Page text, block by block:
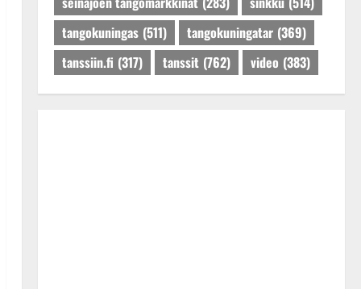
tangokuningas (511) tangokuningatar (369)
tanssiin.fi (317) tanssit (762) video (383)